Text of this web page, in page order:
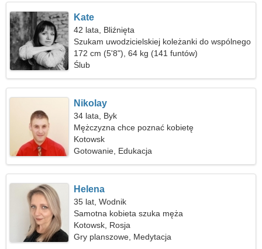
Kate
42 lata, Bliźnięta
Szukam uwodzicielskiej koleżanki do wspólnego
jeżdżenia na nartach
172 cm (5'8"), 64 kg (141 funtów)
Ślub
Nikolay
34 lata, Byk
Mężczyzna chce poznać kobietę
Kotowsk
Gotowanie, Edukacja
Helena
35 lat, Wodnik
Samotna kobieta szuka męża
Kotowsk, Rosja
Gry planszowe, Medytacja